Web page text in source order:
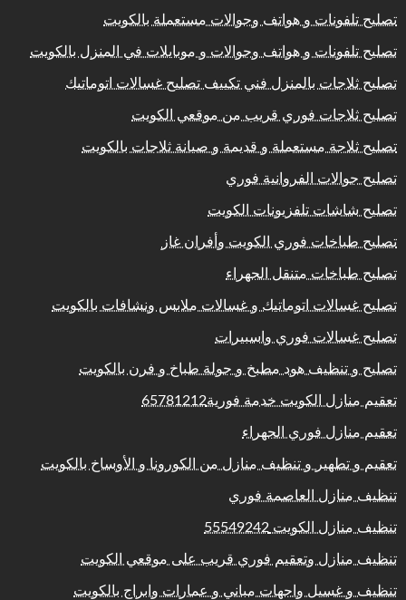
تصليح تلفونات و هواتف وجوالات مستعملة بالكويت
تصليح تلفونات و هواتف وجوالات و موبايلات في المنزل بالكويت
تصليح ثلاجات بالمنزل فني تكييف تصليح غسالات اتوماتيك
تصليح ثلاجات فوري قريب من موقعي الكويت
تصليح ثلاجة مستعملة و قديمة و صيانة ثلاجات بالكويت
تصليح جوالات الفروانية فوري
تصليح شاشات تلفزيونات الكويت
تصليح طباخات فوري الكويت وأفران غاز
تصليح طباخات متنقل الجهراء
تصليح غسالات اتوماتيك و غسالات ملابس ونشافات بالكويت
تصليح غسالات فوري واسبيرات
تصليح و تنظيف هود مطبخ و جولة طباخ و فرن بالكويت
تعقيم منازل الكويت خدمة فورية65781212
تعقيم منازل فوري الجهراء
تعقيم و تطهير و تنظيف منازل من الكورونا و الأوساخ بالكويت
تنظيف منازل العاصمة فوري
تنظيف منازل الكويت 55549242
تنظيف منازل وتعقيم فوري قريب على موقعي الكويت
تنظيف و غسيل واجهات مباني و عمارات وابراج بالكويت